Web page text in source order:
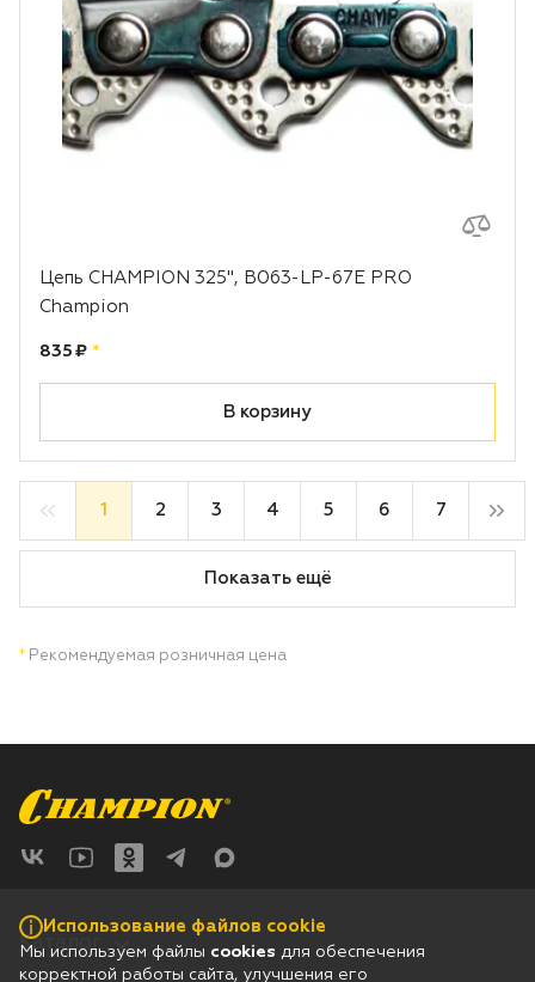
Цепь CHAMPION 325", B063-LP-67E PRO
Champion
Цена:
835 ₽ рублей
*
В корзину
1 2 3 4 5 6 7
Показать ещё
* Рекомендуемая розничная цена
Каталог
Использование файлов cookie
Мы используем файлы cookies для обеспечения
корректной работы сайта, улучшения его